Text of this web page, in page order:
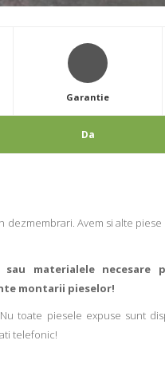
Garantie
Da
Avem si alte
materialele necesare
montarii pieselor!
toate piesele expuse sunt
telefonic!